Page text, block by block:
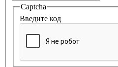
Captcha
Введите код